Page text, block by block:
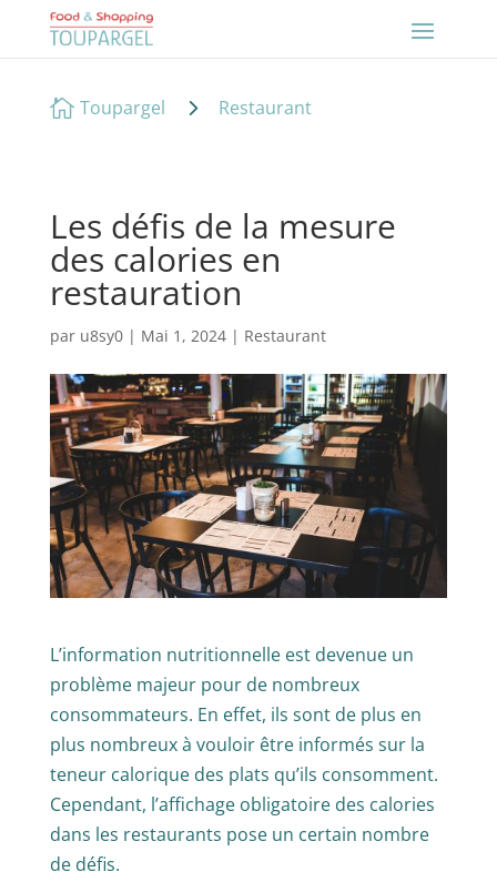
 Toupargel 5 Restaurant
Les défis de la mesure
des calories en
restauration
par u8sy0| Mai 1, 2024| Restaurant
L’information nutritionnelle est devenue un
problème majeur pour de nombreux
consommateurs. En effet, ils sont de plus en
plus nombreux à vouloir être informés sur la
teneur calorique des plats qu’ils consomment.
Cependant, l’affichage obligatoire des calories
dans les restaurants pose un certain nombre
de défis.